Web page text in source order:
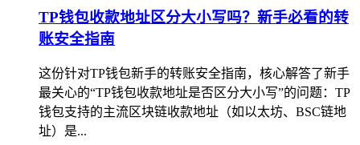
TP钱包收款地址区分大小写吗？新手必看的转
账安全指南
这份针对TP钱包新手的转账安全指南，核心解答了新手
最关心的“TP钱包收款地址是否区分大小写”的问题：TP
钱包支持的主流区块链收款地址（如以太坊、BSC链地
址）是...